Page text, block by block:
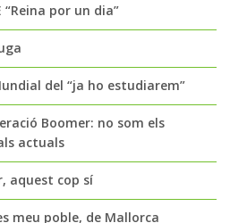
por un dia”
del “ja ho estudiarem”
Boomer: no som els
actuals
aquest cop sí
meu poble, de Mallorca